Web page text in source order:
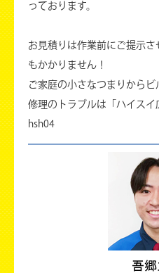
っております。
お見積りは作業前にご提示
もかかりません！
ご家庭の小さなつまりから
修理のトラブルは「ハイスイ
hsh04